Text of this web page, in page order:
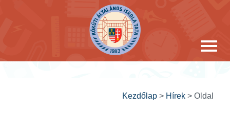
Kezdőlap > Hírek > Oldal